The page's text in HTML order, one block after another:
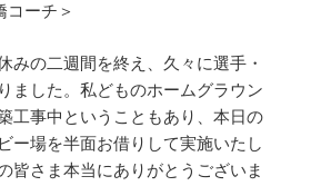
コーチ＞
みの二週間を終え、久々に選手・
ました。私どものホームグラウン
工事中ということもあり、本日の
ー場を半面お借りして実施いたし
皆さま本当にありがとうございま